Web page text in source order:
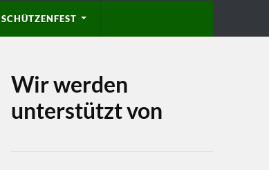
SCHÜTZENFEST
Wir werden
unterstützt von